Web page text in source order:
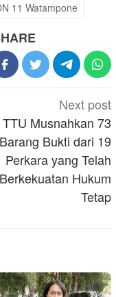
11 Watampone
Next post
Musnahkan 73
Barang Bukti dari 19
Perkara yang Telah
Berkekuatan Hukum
Tetap